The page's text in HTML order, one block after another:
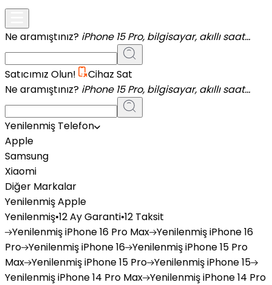
Ne aramıştınız? iPhone 15 Pro, bilgisayar, akıllı saat...
Satıcımız Olun!
Cihaz Sat
Ne aramıştınız? iPhone 15 Pro, bilgisayar, akıllı saat...
Yenilenmiş Telefon
Apple
Samsung
Xiaomi
Diğer Markalar
Yenilenmiş Apple
Yenilenmiş•12 Ay Garanti•12 Taksit
YenilenmişiPhone 16 Pro Max YenilenmişiPhone 16
Pro YenilenmişiPhone 16 YenilenmişiPhone 15 Pro
Max YenilenmişiPhone 15 Pro YenilenmişiPhone 15
YenilenmişiPhone 14 Pro Max YenilenmişiPhone 14 Pro